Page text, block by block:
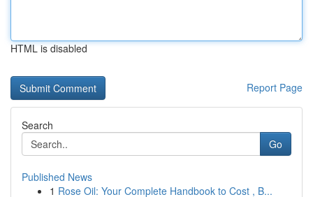
HTML is disabled
Report Page
Search
Go
Published News
1 Rose Oil: Your Complete Handbook to Cost , B...